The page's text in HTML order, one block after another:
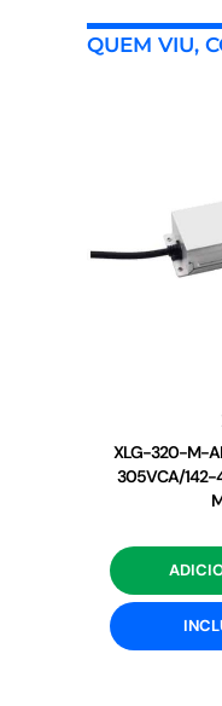
QUEM VIU,
XLG-320-M-
305VCA/142-